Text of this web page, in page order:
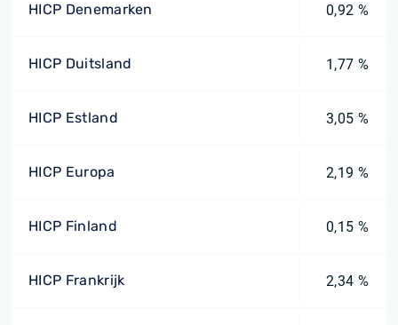
HICP Denemarken 0,92 %
HICP Duitsland 1,77 %
HICP Estland 3,05 %
HICP Europa 2,19 %
HICP Finland 0,15 %
HICP Frankrijk 2,34 %